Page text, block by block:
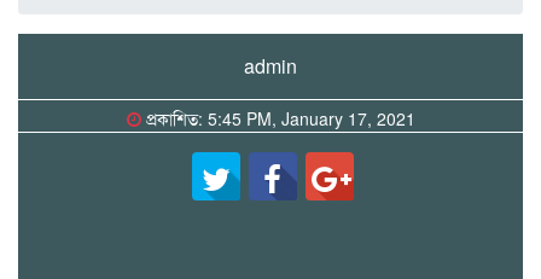
admin
প্রকাশিত: 5:45 PM, January 17, 2021